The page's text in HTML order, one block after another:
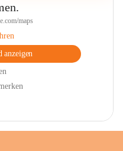
maps
anzeigen